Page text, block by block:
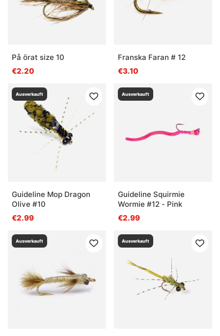
På örat size 10
€2.20
Franska Faran # 12
€3.10
Ausverkauft
Guideline Mop Dragon
Olive #10
€2.99
Ausverkauft
Guideline Squirmie
Wormie #12 - Pink
€2.99
Ausverkauft Ausverkauft